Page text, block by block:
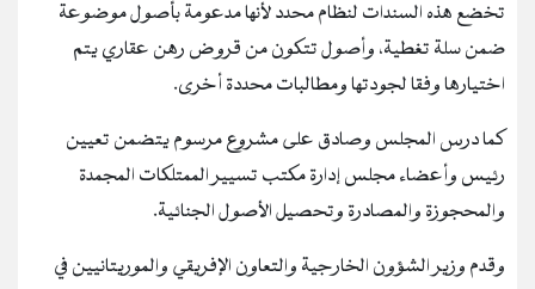
تخضع هذه السندات لنظام محدد لأنها مدعومة بأصول موضوعة
ضمن سلة تغطية، وأصول تتكون من قروض رهن عقاري يتم
اختيارها وفقا لجودتها ومطالبات محددة أخرى.
كما درس المجلس وصادق على مشروع مرسوم يتضمن تعيين
رئيس وأعضاء مجلس إدارة مكتب تسيير الممتلكات المجمدة
والمحجوزة والمصادرة وتحصيل الأصول الجنائية.
وقدم وزير الشؤون الخارجية والتعاون الإفريقي والموريتانيين في